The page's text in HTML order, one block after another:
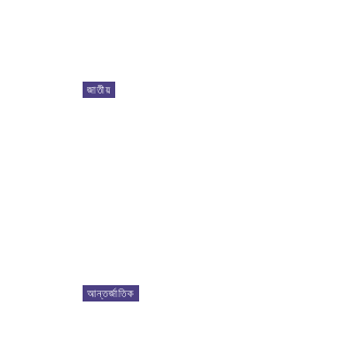
জাতীয়
আন্তর্জাতিক